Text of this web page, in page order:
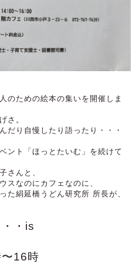
のための絵本の集いを開催しま
さ。
だり自慢したり語ったり・・・
ント「ほっとたいむ」を続けて
さんと、
スなのにカフェなのに、
た絹延橋うどん研究所 所長が、
・・is
16時